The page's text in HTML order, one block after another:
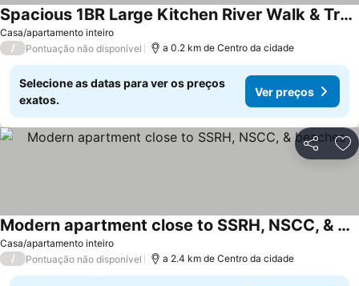
Casa/apartamento inteiro
Spacious 1BR Large Kitchen River Walk & Trails
/ Pontuação não disponível a 0.2 km de Centro da cidade
Selecione as datas para ver os preços
exatos.
Ver preços
Partilhar
Casa/apartamento inteiro
Modern apartment close to SSRH, NSCC, & beaches
/ Pontuação não disponível a 2.4 km de Centro da cidade